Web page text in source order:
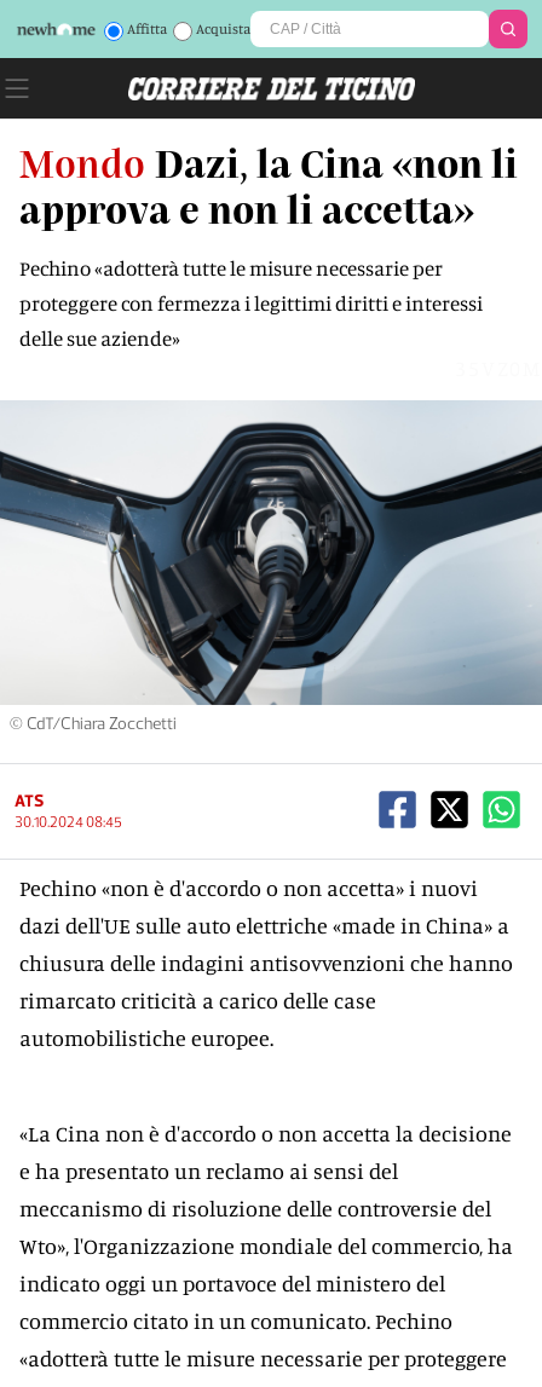
Affitta Acquista
Mondo Dazi, la Cina «non li
approva e non li accetta»
Pechino «adotterà tutte le misure necessarie per
proteggere con fermezza i legittimi diritti e interessi
delle sue aziende»
© CdT/Chiara Zocchetti
ATS
30.10.2024 08:45
Pechino «non è d'accordo o non accetta» i nuovi
dazi dell'UE sulle auto elettriche «made in China» a
chiusura delle indagini antisovvenzioni che hanno
rimarcato criticità a carico delle case
automobilistiche europee.
«La Cina non è d'accordo o non accetta la decisione
e ha presentato un reclamo ai sensi del
meccanismo di risoluzione delle controversie del
Wto», l'Organizzazione mondiale del commercio, ha
indicato oggi un portavoce del ministero del
commercio citato in un comunicato. Pechino
«adotterà tutte le misure necessarie per proteggere